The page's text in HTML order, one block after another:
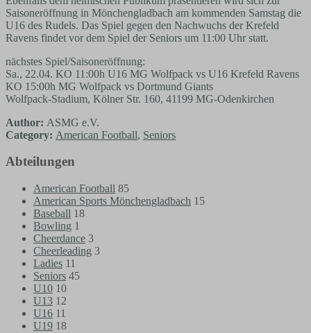
Saisoneröffnung in Mönchengladbach am kommenden Samstag die
U16 des Rudels. Das Spiel gegen den Nachwuchs der Krefeld
Ravens findet vor dem Spiel der Seniors um 11:00 Uhr statt.
nächstes Spiel/Saisoneröffnung:
Sa., 22.04. KO 11:00h U16 MG Wolfpack vs U16 Krefeld Ravens
KO 15:00h MG Wolfpack vs Dortmund Giants
Wolfpack-Stadium, Kölner Str. 160, 41199 MG-Odenkirchen
Author: ASMG e.V.
Category: American Football, Seniors
Abteilungen
American Football 85
American Sports Mönchengladbach 15
Baseball 18
Bowling 1
Cheerdance 3
Cheerleading 3
Ladies 11
Seniors 45
U10 10
U13 12
U16 11
U19 18